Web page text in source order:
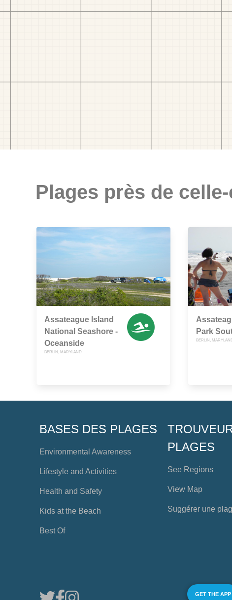
Plages près de
Assateague Island
National Seashore -
Oceanside
BERLIN, MARYLAND
Park
BERLIN,
BASES DES PLAGES
Environmental Awareness
Lifestyle and Activities
Health and Safety
Kids at the Beach
Best Of
PLAGES
See Regions
View Map
Suggérer une
GET THE APP